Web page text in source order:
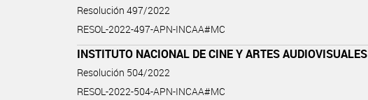
Resolución 497/2022
RESOL-2022-497-APN-INCAA#MC
INSTITUTO NACIONAL DE CINE Y ARTES AUDIOVISUALES
Resolución 504/2022
RESOL-2022-504-APN-INCAA#MC